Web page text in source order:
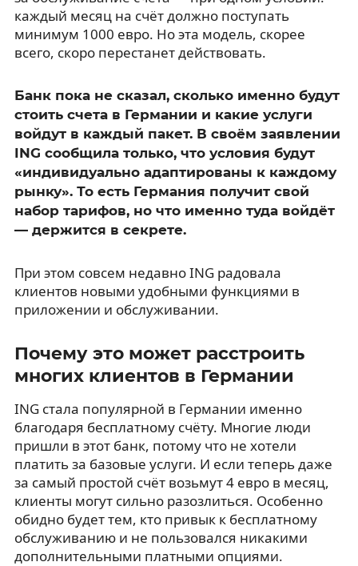
каждый месяц на счёт должно поступать
минимум 1000 евро. Но эта модель, скорее
всего, скоро перестанет действовать.
Банк пока не сказал, сколько именно будут
стоить счета в Германии и какие услуги
войдут в каждый пакет. В своём заявлении
ING сообщила только, что условия будут
«индивидуально адаптированы к каждому
рынку». То есть Германия получит свой
набор тарифов, но что именно туда войдёт
— держится в секрете.
При этом совсем недавно ING радовала
клиентов новыми удобными функциями в
приложении и обслуживании.
Почему это может расстроить
многих клиентов в Германии
ING стала популярной в Германии именно
благодаря бесплатному счёту. Многие люди
пришли в этот банк, потому что не хотели
платить за базовые услуги. И если теперь даже
за самый простой счёт возьмут 4 евро в месяц,
клиенты могут сильно разозлиться. Особенно
обидно будет тем, кто привык к бесплатному
обслуживанию и не пользовался никакими
дополнительными платными опциями.